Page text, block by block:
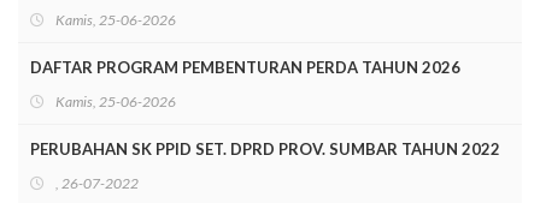
Kamis, 25-06-2026
DAFTAR PROGRAM PEMBENTURAN PERDA TAHUN 2026
Kamis, 25-06-2026
PERUBAHAN SK PPID SET. DPRD PROV. SUMBAR TAHUN 2022
, 26-07-2022